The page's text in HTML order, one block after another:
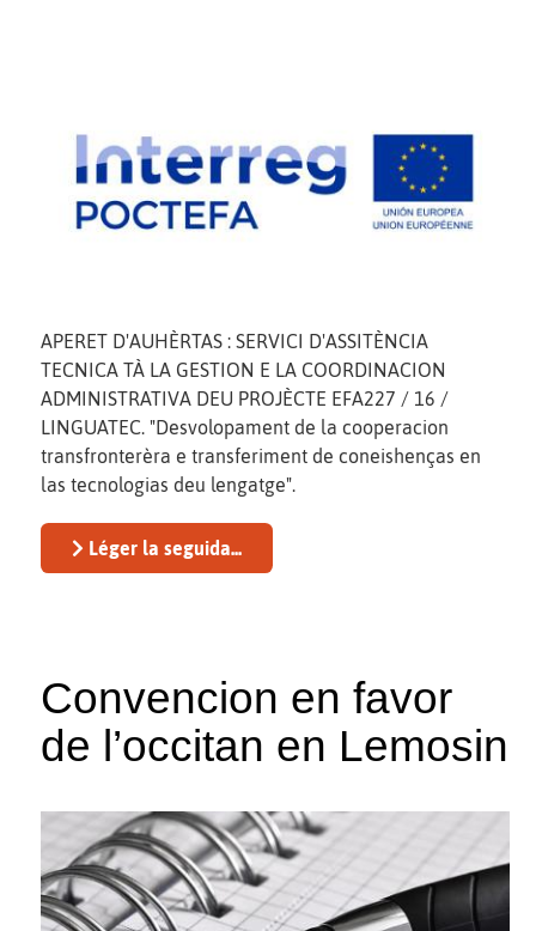
APERET D'AUHÈRTAS : SERVICI D'ASSITÈNCIA
TECNICA TÀ LA GESTION E LA COORDINACION
ADMINISTRATIVA DEU PROJÈCTE EFA227 / 16 /
LINGUATEC. "Desvolopament de la cooperacion
transfronterèra e transferiment de coneishenças en
las tecnologias deu lengatge".
Léger la seguida...
Convencion en favor
de l’occitan en Lemosin